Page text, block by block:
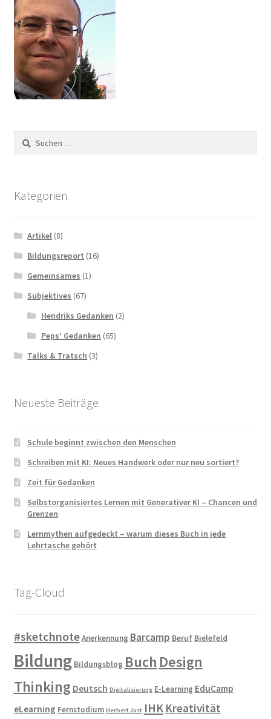
Suchen
nach:
Kategorien
Artikel (8)
Bildungsreport (16)
Gemeinsames (1)
Subjektives (67)
Hendriks Gedanken (2)
Peps’ Gedanken (65)
Talks & Tratsch (3)
Neueste Beiträge
Schule beginnt zwischen den Menschen
Schreiben mit KI: Neues Handwerk oder nur neu sortiert?
Zeit für Gedanken
Selbstorganisiertes Lernen mit Generativer KI – Chancen und
Grenzen
Lernmythen aufgedeckt – warum dieses Buch in jede
Lehrtasche gehört
Tag-Cloud
#sketchnoteAnerkennung Barcamp Beruf Bielefeld
Bildung Bildungsblog Buch Design
Thinking Deutsch Digitalisierung E-Learning EduCamp
eLearning Fernstudium Herbert Just IHK Kreativität